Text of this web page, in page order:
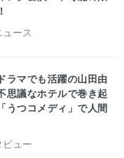
ュース
ビュー
ラマでも活躍の山田由
議なホテルで巻き起
うつコメディ」で人間